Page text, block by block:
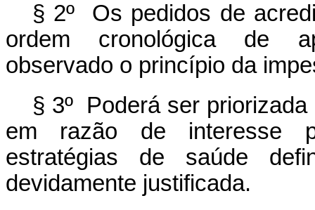
§ 2º Os pedidos de
ordem cronológica de
observado o princípio da
§ 3º Poderá ser
em razão de interesse
estratégias de saúde
devidamente justificada.